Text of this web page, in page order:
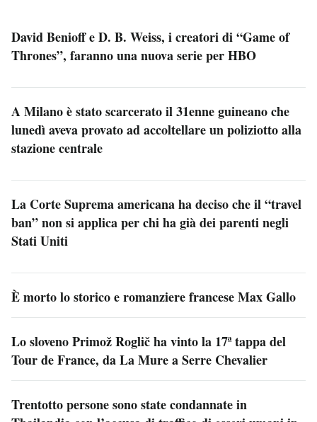
David Benioff e D. B. Weiss, i creatori di “Game of
Thrones”, faranno una nuova serie per HBO
A Milano è stato scarcerato il 31enne guineano che
lunedì aveva provato ad accoltellare un poliziotto alla
stazione centrale
La Corte Suprema americana ha deciso che il “travel
ban” non si applica per chi ha già dei parenti negli
Stati Uniti
È morto lo storico e romanziere francese Max Gallo
Lo sloveno Primož Roglič ha vinto la 17ª tappa del
Tour de France, da La Mure a Serre Chevalier
Trentotto persone sono state condannate in